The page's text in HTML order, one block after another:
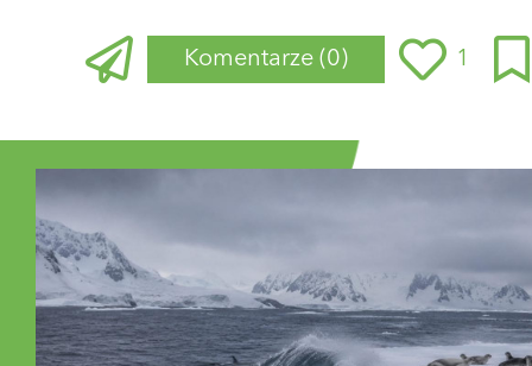
Komentarze (0) 1